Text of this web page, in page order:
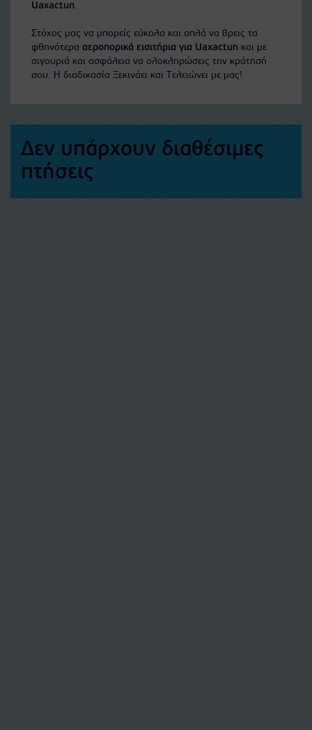
Uaxactun.
Στόχος μας να μπορείς εύκολα και απλά να βρεις τα
φθηνότερα αεροπορικά εισιτήρια για Uaxactun και με
σιγουριά και ασφάλεια να ολοκληρώσεις την κράτησή
σου. Η διαδικασία Ξεκινάει και Τελειώνει με μας!
Δεν υπάρχουν διαθέσιμες
πτήσεις